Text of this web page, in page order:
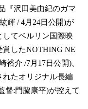
『沢田美由紀のガマ
輝 / 4月24日公開)が
してベルリン国際映
したNOTHING NE
裕介 /7月17日公開)、
れたオリジナル長編
督:門脇康平)が控えて